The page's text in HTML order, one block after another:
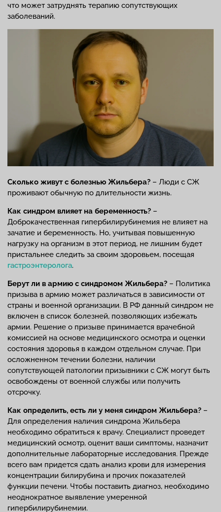
что может затруднять терапию сопутствующих
заболеваний.
Сколько живутс болезнью Жильбера? – Люди с СЖ
проживают обычную по длительности жизнь.
Как синдром влияет на беременность? –
Доброкачественная гипербилирубинемия не влияет на
зачатие и беременность. Но, учитывая повышенную
нагрузку на организм в этот период, не лишним будет
пристальнее следить за своим здоровьем, посещая
гастроэнтеролога.
Берут ли в армию с синдромом Жильбера? – Политика
призыва в армию может различаться в зависимости от
страны и военной организации. В РФ данный синдром не
включен в список болезней, позволяющих избежать
армии. Решение о призыве принимается врачебной
комиссией на основе медицинского осмотра и оценки
состояния здоровья в каждом отдельном случае. При
осложненном течении болезни, наличии
сопутствующей патологии призывники с СЖ могут быть
освобождены от военной службы или получить
отсрочку.
Как определить, есть ли у меня синдром Жильбера? –
Для определения наличия синдрома Жильбера
необходимо обратиться к врачу. Специалист проведет
медицинский осмотр, оценит ваши симптомы, назначит
дополнительные лабораторные исследования. Прежде
всего вам придется сдать анализ крови для измерения
концентрации билирубина и прочих показателей
функции печени. Чтобы поставить диагноз, необходимо
неоднократное выявление умеренной
гипербилирубинемии.